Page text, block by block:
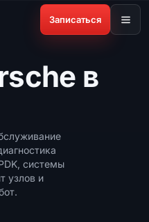
Записаться
в
системы
узлов и